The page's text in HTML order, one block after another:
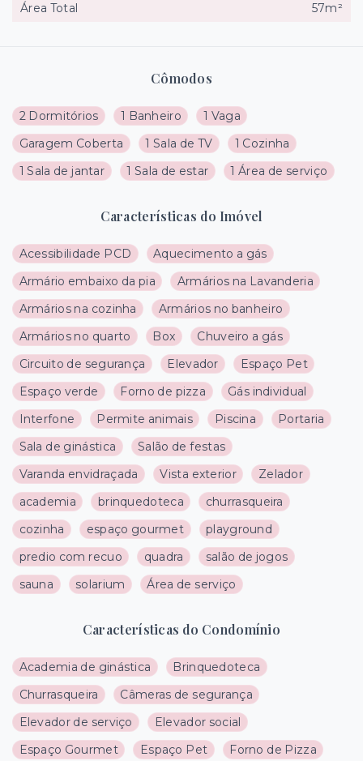
Cômodos
2 Dormitórios 1 Banheiro
1 Vaga
Garagem Coberta
1 Sala de TV
1 Cozinha
1 Sala de jantar
1 Sala de estar 1 Área de serviço
Características do Imóvel
Acessibilidade PCD
Aquecimento a gás
Armário embaixo da pia
Armários na Lavanderia
Armários na cozinha
Armários no banheiro
Armários no quarto
Box
Chuveiro a gás
Circuito de segurança
Elevador
Espaço Pet
Espaço verde
Forno de pizza
Gás individual
Interfone
Permite animais Piscina
Portaria
Sala de ginástica
Salão de festas
Varanda envidraçada
Vista exterior
Zelador
academia
brinquedoteca
churrasqueira
cozinha
espaço gourmet
playground
predio com recuo
quadra
salão de jogos
sauna
solarium Área de serviço
Características do Condomínio
Academia de ginástica
Brinquedoteca
Churrasqueira
Câmeras de segurança
Elevador de serviço
Elevador social
Espaço Gourmet
Espaço Pet
Forno de Pizza
Área Total
57m²